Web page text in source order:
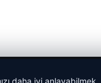
daha iyi